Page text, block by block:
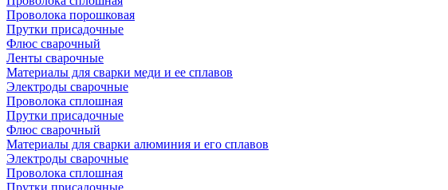
Проволока порошковая
Прутки присадочные
Флюс сварочный
Ленты сварочные
Материалы для сварки меди и ее сплавов
Электроды сварочные
Проволока сплошная
Прутки присадочные
Флюс сварочный
Материалы для сварки алюминия и его сплавов
Электроды сварочные
Проволока сплошная
Прутки присадочные